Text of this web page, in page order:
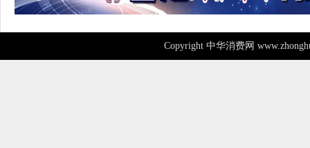
Copyright 中华消费网